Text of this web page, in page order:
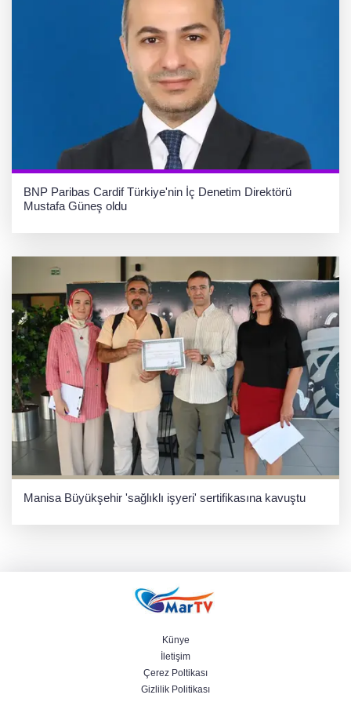
BNP Paribas Cardif Türkiye'nin İç Denetim Direktörü
Mustafa Güneş oldu
Manisa Büyükşehir 'sağlıklı işyeri' sertifikasına kavuştu
Künye
İletişim
Çerez Poltikası
Gizlilik Politikası